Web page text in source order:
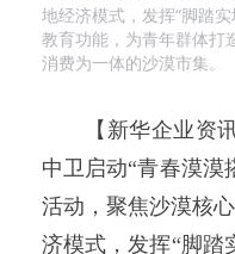
地经济模式，发挥“脚踏
教育功能，为青年群体打
消费为一体的沙漠市集。
【新华企业资
中卫启动“青春漠漠
活动，聚焦沙漠核
济模式，发挥“脚踏